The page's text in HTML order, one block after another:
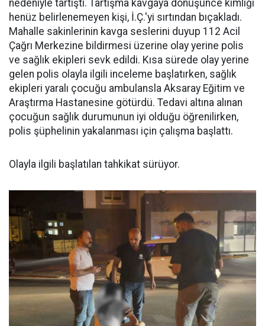
nedeniyle tartıştı. Tartışma kavgaya dönüşünce kimliği
henüz belirlenemeyen kişi, İ.Ç.'yi sırtından bıçakladı.
Mahalle sakinlerinin kavga seslerini duyup 112 Acil
Çağrı Merkezine bildirmesi üzerine olay yerine polis
ve sağlık ekipleri sevk edildi. Kısa sürede olay yerine
gelen polis olayla ilgili inceleme başlatırken, sağlık
ekipleri yaralı çocuğu ambulansla Aksaray Eğitim ve
Araştırma Hastanesine götürdü. Tedavi altına alınan
çocuğun sağlık durumunun iyi olduğu öğrenilirken,
polis şüphelinin yakalanması için çalışma başlattı.
Olayla ilgili başlatılan tahkikat sürüyor.